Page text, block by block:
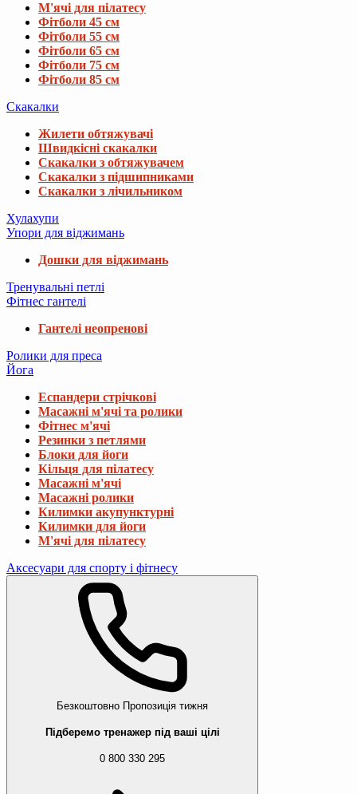
М'ячі для пілатесу
Фітболи 45 см
Фітболи 55 см
Фітболи 65 см
Фітболи 75 см
Фітболи 85 см
Скакалки
Жилети обтяжувачі
Швидкісні скакалки
Скакалки з обтяжувачем
Скакалки з підшипниками
Скакалки з лічильником
Хулахупи
Упори для віджимань
Дошки для віджимань
Тренувальні петлі
Фітнес гантелі
Гантелі неопренові
Ролики для преса
Йога
Еспандери стрічкові
Масажні м'ячі та ролики
Фітнес м'ячі
Резинки з петлями
Блоки для йоги
Кільця для пілатесу
Масажні м'ячі
Масажні ролики
Килимки акупунктурні
Килимки для йоги
М'ячі для пілатесу
Аксесуари для спорту і фітнесу
Безкоштовно Пропозиція тижня
Підберемо тренажер під ваші цілі
0 800 330 295